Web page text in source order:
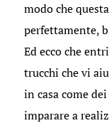
modo che
perfettamente,
Ed ecco che
trucchi che vi
in casa come
imparare a